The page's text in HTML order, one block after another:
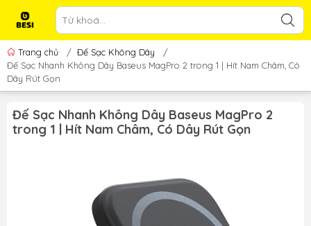
Trang chủ / Đế Sạc Không Dây
/
Đế Sạc Nhanh Không Dây Baseus MagPro 2 trong 1 | Hít Nam Châm, Có
Dây Rút Gọn
Đế Sạc Nhanh Không Dây Baseus MagPro 2
trong 1 | Hít Nam Châm, Có Dây Rút Gọn